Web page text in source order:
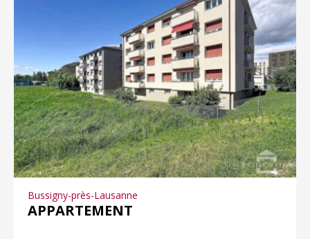
Bussigny-près-Lausanne
APPARTEMENT